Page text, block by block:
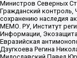
Министров Северных
Гражданский контроль,
сохранению наследия
МЕМО. РУ, Институт
Информации,
Евразийская
Дзугкоева Регина